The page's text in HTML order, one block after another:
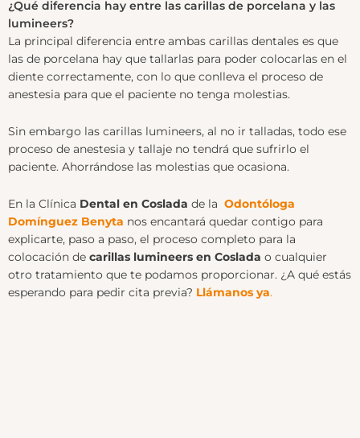
¿Qué diferencia hay entre las carillas de porcelana y las
lumineers?
La principal diferencia entre ambas carillas dentales es que
las de porcelana hay que tallarlas para poder colocarlas en el
diente correctamente, con lo que conlleva el proceso de
anestesia para que el paciente no tenga molestias.
Sin embargo las carillas lumineers, al no ir talladas, todo ese
proceso de anestesia y tallaje no tendrá que sufrirlo el
paciente. Ahorrándose las molestias que ocasiona.
En la Clínica Dental en Coslada de la Odontóloga
Domínguez Benyta nos encantará quedar contigo para
explicarte, paso a paso, el proceso completo para la
colocación de carillas lumineers en Coslada o cualquier
otro tratamiento que te podamos proporcionar. ¿A qué estás
esperando para pedir cita previa? Llámanos ya.